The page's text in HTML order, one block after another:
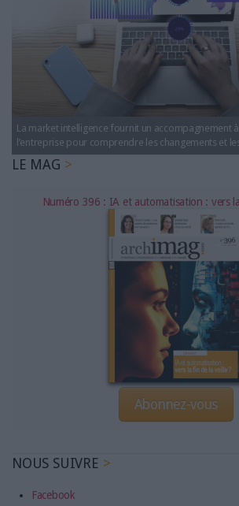
LE MAGAZINE
LES GUIDES PRATIQUES
LES BASES DE DONNÉES
L'AGENDA
L'ANNUAIRE DES ACTEURS
LES SUPPLÉMENTS
NOS OFFRES D'ABONNEMENTS
La market intelligence fournit un accompagnement
l’entreprise pour comprendre les changements et
LE MAG
Numéro 396 : IA et automatisation : vers
Abonnez-vous
NOUS SUIVRE
Facebook